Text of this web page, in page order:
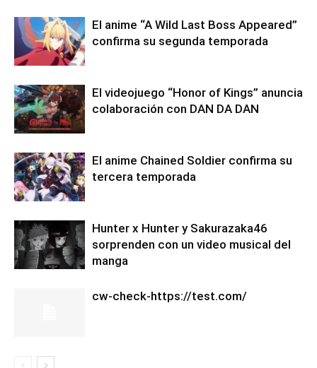
El anime “A Wild Last Boss Appeared”
confirma su segunda temporada
El videojuego “Honor of Kings” anuncia
colaboración con DAN DA DAN
El anime Chained Soldier confirma su
tercera temporada
Hunter x Hunter y Sakurazaka46
sorprenden con un video musical del
manga
cw-check-https://test.com/